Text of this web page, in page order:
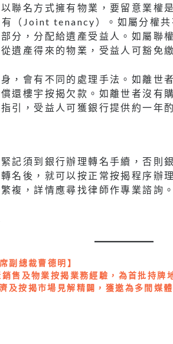
聯名方式擁有物業，要留意業權
（Joint tenancy）。如屬分權共
分，分配給遺產受益人。如屬聯
遺產得來的物業，受益人可豁免
，會有不同的處理手法。如離世
還樓宇按揭欠款。如離世者沒有
引，受益人可獲銀行提供約一年
記須到銀行辦理轉名手續，否則
名後，就可以按正常按揭程序辦
複，詳情應尋找律師作專業諮詢。
副總裁曹德明】
售及物業按揭業務經驗，為首批持牌
及按揭市場見解精闢，獲邀為多間媒